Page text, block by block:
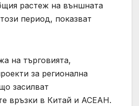
растеж на външната
период, показват
на търговията,
за регионална
засилват
връзки в Китай и АСЕАН.